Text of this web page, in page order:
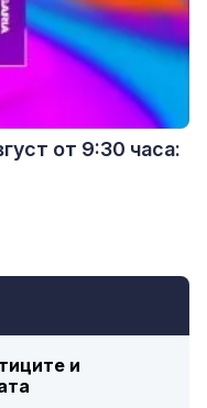
и
от 9:30 часа: